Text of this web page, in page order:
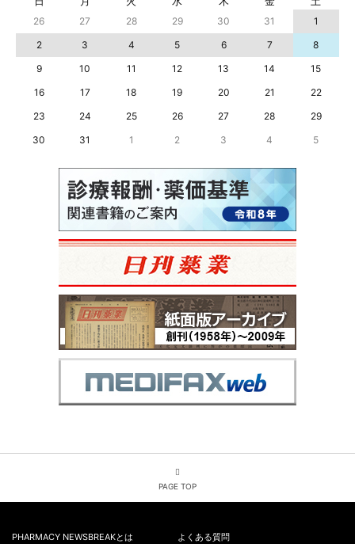
26 27 28 29 30 31
1
2
3 4 5 6 7
8
9
10 11 12 13 14
15
16
17 18 19 20 21
22
23
24 25 26 27 28
29
30
31 1 2 3 4 5
PAGE TOP
PHARMACY NEWSBREAKとは よくある質問